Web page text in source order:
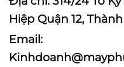
Hiệp Quận 12,
Email: